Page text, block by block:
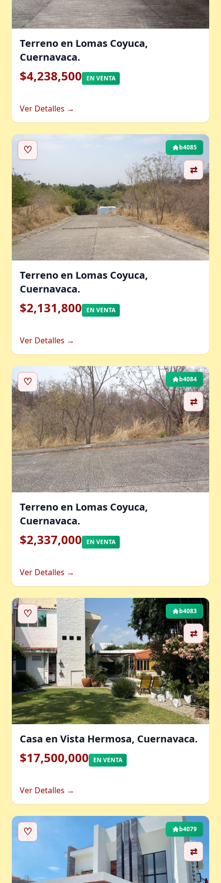
Terreno en Lomas Coyuca,
Cuernavaca.
$4,238,500 EN VENTA
Ver Detalles →
♡
⇄
b4085
Terreno en Lomas Coyuca,
Cuernavaca.
$2,131,800 EN VENTA
Ver Detalles →
♡
⇄
b4084
Terreno en Lomas Coyuca,
Cuernavaca.
$2,337,000 EN VENTA
Ver Detalles →
♡
⇄
b4083
Casa en Vista Hermosa, Cuernavaca.
$17,500,000 EN VENTA
Ver Detalles →
♡
⇄
b4079